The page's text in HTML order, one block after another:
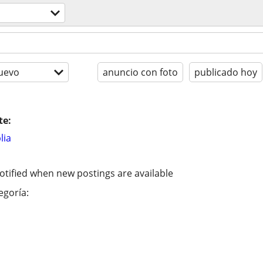
anuncio con foto publicado hoy
when new postings are available